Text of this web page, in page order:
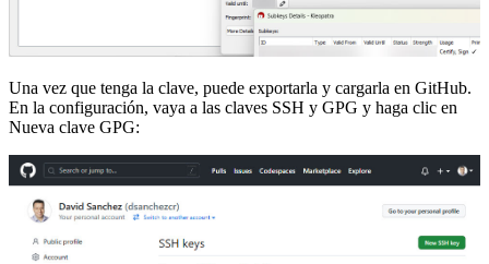
Una vez que tenga la clave, puede exportarla y cargarla en GitHub.
En la configuración, vaya a las claves SSH y GPG y haga clic en
Nueva clave GPG: